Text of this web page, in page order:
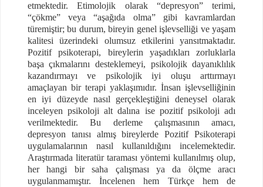
etmektedir. Etimolojik olarak “depresyon” terimi,
“çökme” veya “aşağıda olma” gibi kavramlardan
türemiştir; bu durum, bireyin genel işlevselliği ve yaşam
kalitesi üzerindeki olumsuz etkilerini yansıtmaktadır.
Pozitif psikoterapi, bireylerin yaşadıkları zorluklarla
başa çıkmalarını desteklemeyi, psikolojik dayanıklılık
kazandırmayı ve psikolojik iyi oluşu arttırmayı
amaçlayan bir terapi yaklaşımıdır. İnsan işlevselliğinin
en iyi düzeyde nasıl gerçekleştiğini deneysel olarak
inceleyen psikoloji alt dalına ise pozitif psikoloji adı
verilmektedir. Bu derleme çalışmasının amacı,
depresyon tanısı almış bireylerde Pozitif Psikoterapi
uygulamalarının nasıl kullanıldığını incelemektedir.
Araştırmada literatür taraması yöntemi kullanılmış olup,
her hangi bir saha çalışması ya da ölçme aracı
uygulanmamıştır. İncelenen hem Türkçe hem de